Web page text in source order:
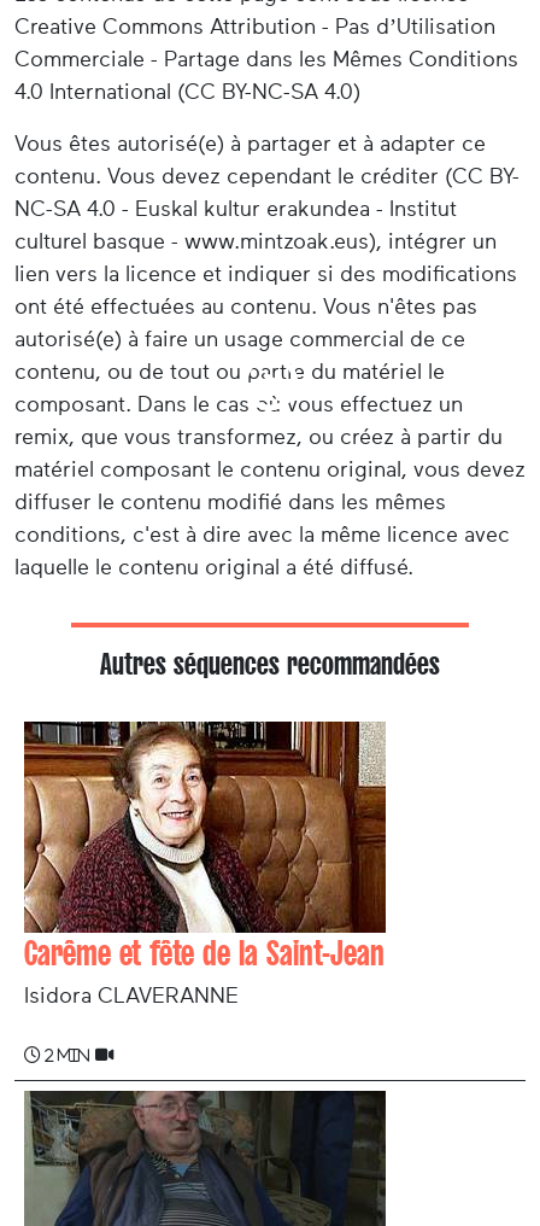
Creative Commons Attribution - Pas d’Utilisation
Commerciale - Partage dans les Mêmes Conditions
4.0 International (CC BY-NC-SA 4.0)
Vous êtes autorisé(e) à partager et à adapter ce
contenu. Vous devez cependant le créditer (CC BY-
NC-SA 4.0 - Euskal kultur erakundea - Institut
culturel basque - www.mintzoak.eus), intégrer un
lien vers la licence et indiquer si des modifications
ont été effectuées au contenu. Vous n'êtes pas
autorisé(e) à faire un usage commercial de ce
contenu, ou de tout ou partie du matériel le
composant. Dans le cas où vous effectuez un
remix, que vous transformez, ou créez à partir du
matériel composant le contenu original, vous devez
diffuser le contenu modifié dans les mêmes
conditions, c'est à dire avec la même licence avec
laquelle le contenu original a été diffusé.
Autres séquences recommandées
Carême et fête de la Saint-Jean
Isidora CLAVERANNE
2 min